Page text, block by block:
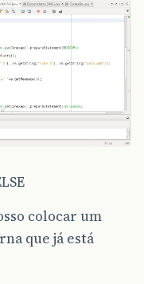
colocar um
que já está